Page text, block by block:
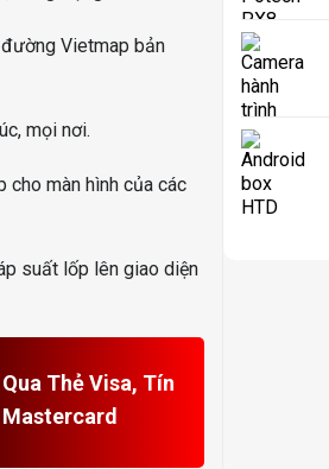
Vietmap bản
mọi nơi.
cho màn hình của các
suất lốp lên giao diện
Thẻ Visa, Tín
Mastercard